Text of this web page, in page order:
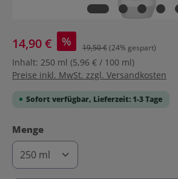
14,90 € % 19,50 €(24% gespart)
Inhalt: 250 ml (5,96 € / 100 ml)
Preise inkl. MwSt. zzgl. Versandkosten
Sofort verfügbar, Lieferzeit: 1-3 Tage
Mengeauswählen